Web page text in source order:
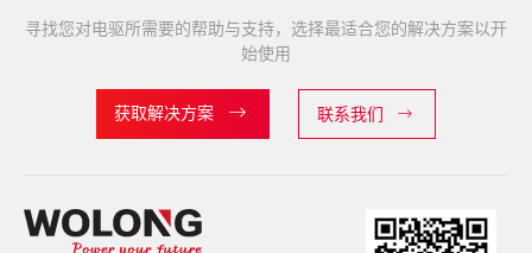
寻找您对电驱所需要的帮助与支持，选择最适合您的解决方案以开
始使用
获取解决方案 联系我们